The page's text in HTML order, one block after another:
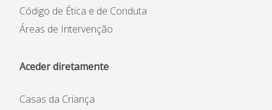
Código de Ética e de Conduta
Áreas de Intervenção
Aceder diretamente
Casas da Criança